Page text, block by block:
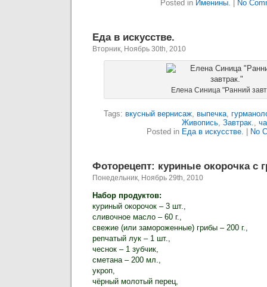
Posted in Именины. No
Еда в искусстве.
Вторник, Ноябрь 30th, 2010
Елена Синица "Ранний
Tags: вкусный вернисаж, выпечка,
Живопись, Завтрак.,
Posted in Еда в искусстве. No
Фоторецепт: куриные окорочка с
Понедельник, Ноябрь 29th, 2010
Набор продуктов:
куриный окорочок – 3 шт.,
сливочное масло – 60 г.,
свежие (или замороженные) грибы – 200 г.,
репчатый лук – 1 шт.,
чеснок – 1 зубчик,
сметана – 200 мл.,
укроп,
чёрный молотый перец,